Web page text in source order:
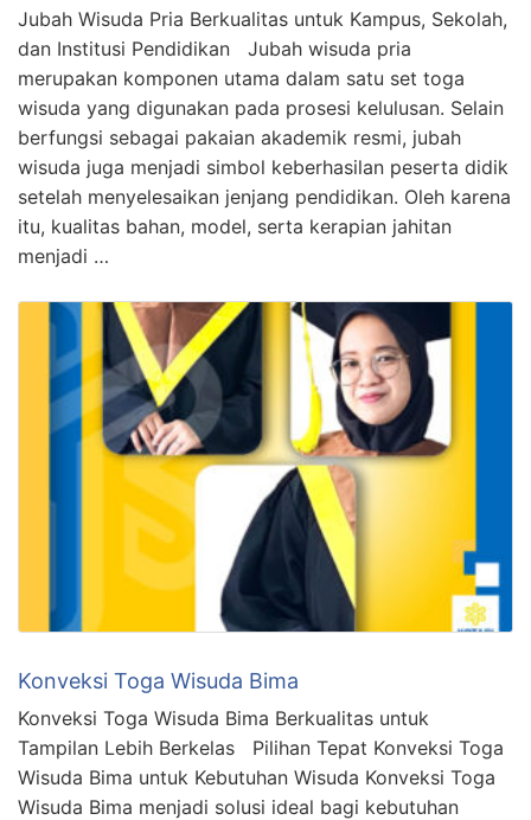
Jubah Wisuda Pria Berkualitas untuk Kampus, Sekolah,
dan Institusi Pendidikan Jubah wisuda pria
merupakan komponen utama dalam satu set toga
wisuda yang digunakan pada prosesi kelulusan. Selain
berfungsi sebagai pakaian akademik resmi, jubah
wisuda juga menjadi simbol keberhasilan peserta didik
setelah menyelesaikan jenjang pendidikan. Oleh karena
itu, kualitas bahan, model, serta kerapian jahitan
menjadi …
Konveksi Toga Wisuda Bima
Konveksi Toga Wisuda Bima Berkualitas untuk
Tampilan Lebih Berkelas Pilihan Tepat Konveksi Toga
Wisuda Bima untuk Kebutuhan Wisuda Konveksi Toga
Wisuda Bima menjadi solusi ideal bagi kebutuhan